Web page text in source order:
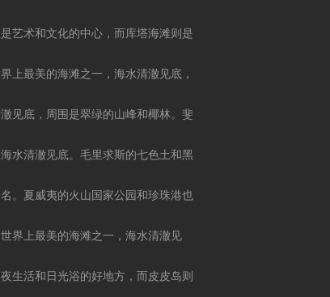
艺术和文化的中心，而库塔海滩则是
最美的海滩之一，海水清澈见底，
见底，周围是翠绿的山峰和椰林。斐
水清澈见底。毛里求斯的七色土和黑
。夏威夷的火山国家公园和珍珠港也
界上最美的海滩之一，海水清澈见
活和日光浴的好地方，而皮皮岛则